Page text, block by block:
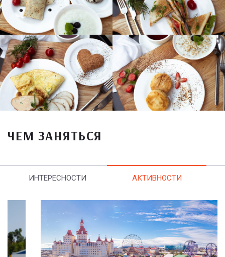
ЧЕМ ЗАНЯТЬСЯ
ИНТЕРЕСНОСТИ АКТИВНОСТИ